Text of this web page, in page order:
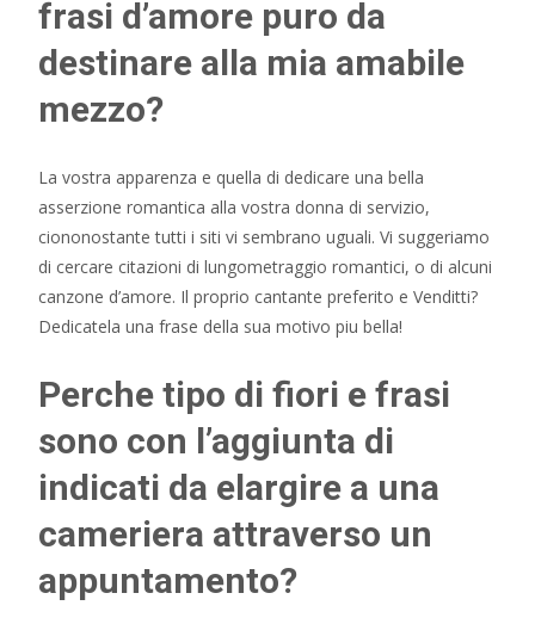
frasi d’amore puro da
destinare alla mia amabile
mezzo?
La vostra apparenza e quella di dedicare una bella
asserzione romantica alla vostra donna di servizio,
ciononostante tutti i siti vi sembrano uguali. Vi suggeriamo
di cercare citazioni di lungometraggio romantici, o di alcuni
canzone d’amore. Il proprio cantante preferito e Venditti?
Dedicatela una frase della sua motivo piu bella!
Perche tipo di fiori e frasi
sono con l’aggiunta di
indicati da elargire a una
cameriera attraverso un
appuntamento?